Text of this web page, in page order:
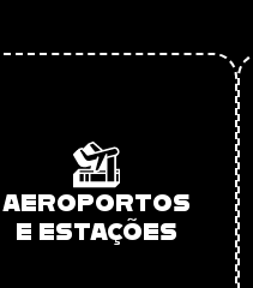
AEROPORTOS
E ESTAÇÕES